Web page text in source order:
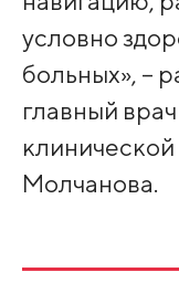
условно
больных», –
главный
Молчанова.